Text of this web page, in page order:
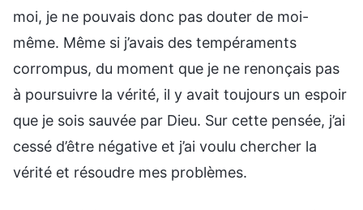
moi, je ne pouvais donc pas douter de moi-
même. Même si j’avais des tempéraments
corrompus, du moment que je ne renonçais pas
à poursuivre la vérité, il y avait toujours un espoir
que je sois sauvée par Dieu. Sur cette pensée, j’ai
cessé d’être négative et j’ai voulu chercher la
vérité et résoudre mes problèmes.